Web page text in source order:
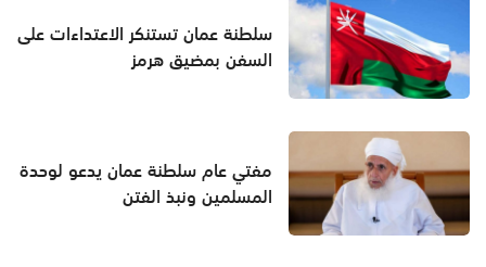
سلطنة عمان تستنكر الاعتداءات على
السفن بمضيق هرمز
مفتي عام سلطنة عمان يدعو لوحدة
المسلمين ونبذ الفتن